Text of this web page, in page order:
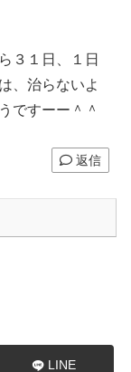
３１日、１日
、治らないよ
ですーー＾＾
返信
LINE